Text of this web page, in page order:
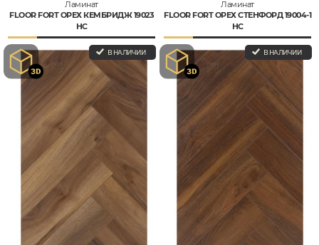
Ламинат
FLOOR FORT ОРЕХ КЕМБРИДЖ 19023
НС
В НАЛИЧИИ
Ламинат
FLOOR FORT ОРЕХ СТЕНФОРД 19004-1
НС
В НАЛИЧИИ